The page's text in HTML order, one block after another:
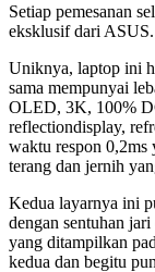
Setiap pemesanan
eksklusif dari ASUS.
Uniknya, laptop ini
sama mempunyai
OLED, 3K, 100%
reflectiondisplay,
waktu respon 0,2ms
terang dan jernih
Kedua layarnya ini
dengan sentuhan
yang ditampilkan
kedua dan begitu